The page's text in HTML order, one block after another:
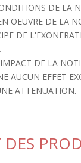
DE LA
OEUVRE DE LA
DE
DE LA
AUCUN EFFET
ATTENUATION.